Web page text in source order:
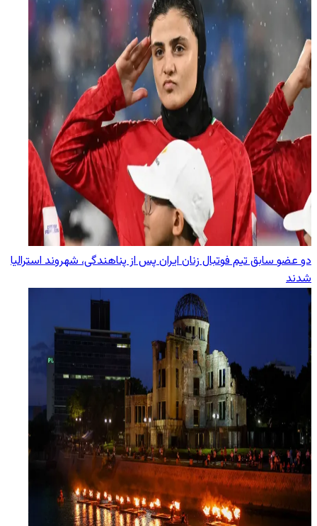
دو عضو سابق تیم فوتبال زنان ایران پس از پناهندگی، شهروند استرالیا
شدند